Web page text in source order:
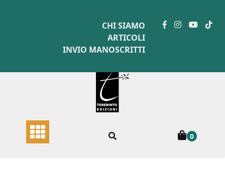
CHI SIAMO
ARTICOLI
INVIO MANOSCRITTI
0